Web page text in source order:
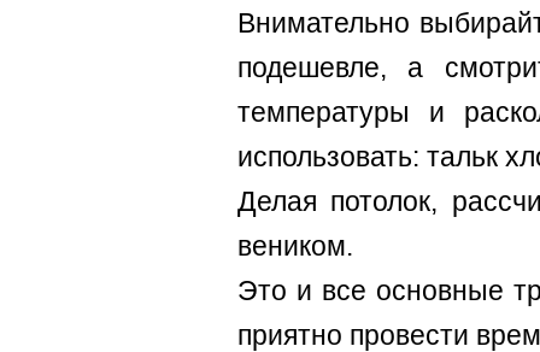
Внимательно
подешевле, а
температуры и
использовать: тальк
Делая потолок,
веником.
Это и все основные
приятно провести